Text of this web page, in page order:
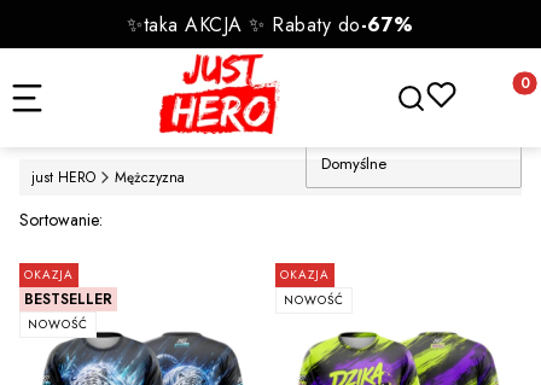
✨taka AKCJA ✨ Rabaty do-67%
Otwórz
just HERO Mężczyzna
Lista produktów
Sortowanie:
Domyślne
OKAZJA
BESTSELLER
NOWOŚĆ
OKAZJA
NOWOŚĆ